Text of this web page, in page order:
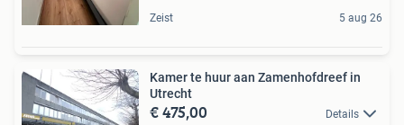
Zeist 5 aug 26
Kamer te huur aan Zamenhofdreef in
Utrecht
€ 475,00 Details